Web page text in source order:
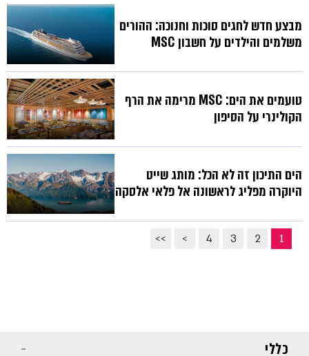
מבצע חדש לחגים סוכות וחנוכה: ההורים
משלמים והילדים על חשבון MSC
טועמים את הים: MSC מרימה את הרף
הקולינרי על הסיפון
הים התיכון זה לא הכל: מותג שייט
היוקרה מפליג לראשונה אל פלאי אלסקה
1
2
3
4
>
>>
כללי